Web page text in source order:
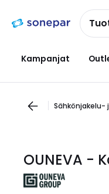
navigointiinsisältöön
Kampanjat
Sähkönjakelu-
OUNEVA -